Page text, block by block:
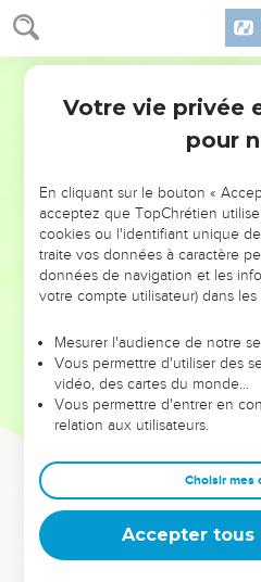
NE MANQUEZ
DE
ET SI LEURS ERREURS
leur foi ou leur vision. Mais on
et les saisons difficiles qu'ils ont
sont elles qui les
Dans cette conférence, leaders,
clés pour avancer avec plus de
deviennent vos tremplins. Que
équipe, un groupe ou une
Votre vie privée
pour
En cliquant sur le bouton «
acceptez que TopChrétien
cookies ou l'identifiant unique
traite vos données à caractère
données de navigation et les
votre compte utilisateur) dans les
Mesurer l'audience de notre
Vous permettre d'utiliser des
vidéo, des cartes du monde…
Vous permettre d'entrer en
relation aux utilisateurs.
Choisir mes
Accepter tous